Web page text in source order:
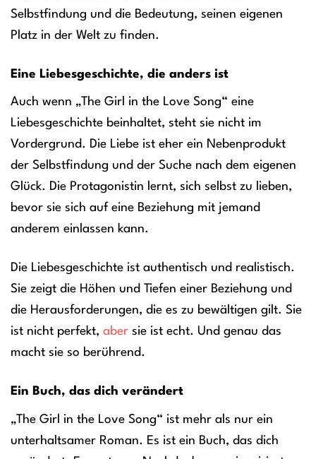
Selbstfindung und die Bedeutung, seinen eigenen
Platz in der Welt zu finden.
Eine Liebesgeschichte, die anders ist
Auch wenn „The Girl in the Love Song“ eine
Liebesgeschichte beinhaltet, steht sie nicht im
Vordergrund. Die Liebe ist eher ein Nebenprodukt
der Selbstfindung und der Suche nach dem eigenen
Glück. Die Protagonistin lernt, sich selbst zu lieben,
bevor sie sich auf eine Beziehung mit jemand
anderem einlassen kann.
Die Liebesgeschichte ist authentisch und realistisch.
Sie zeigt die Höhen und Tiefen einer Beziehung und
die Herausforderungen, die es zu bewältigen gilt. Sie
ist nicht perfekt, aber sie ist echt. Und genau das
macht sie so berührend.
Ein Buch, das dich verändert
„The Girl in the Love Song“ ist mehr als nur ein
unterhaltsamer Roman. Es ist ein Buch, das dich